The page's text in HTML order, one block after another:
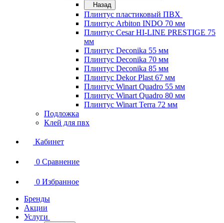
Назад
Плинтус пластиковый ПВХ
Плинтус Arbiton INDO 70 мм
Плинтус Cesar HI-LINE PRESTIGE 75
мм
Плинтус Deconika 55 мм
Плинтус Deconika 70 мм
Плинтус Deconika 85 мм
Плинтус Dekor Plast 67 мм
Плинтус Winart Quadro 55 мм
Плинтус Winart Quadro 80 мм
Плинтус Winart Terra 72 мм
Подложка
Клей для пвх
Кабинет
0 Сравнение
0 Избранное
Бренды
Акции
Услуги